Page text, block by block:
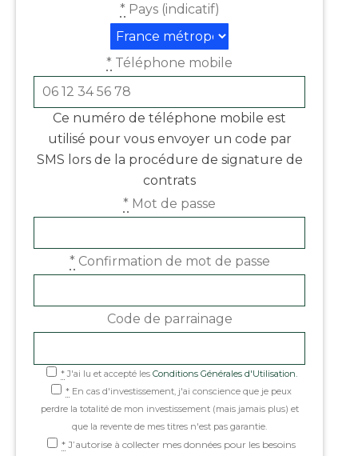
* Pays (indicatif)
* Téléphone mobile
Ce numéro de téléphone mobile est
utilisé pour vous envoyer un code par
SMS lors de la procédure de signature de
contrats
* Mot de passe
* Confirmation de mot de passe
Code de parrainage
*J'ai lu et accepté les Conditions Générales d'Utilisation.
* En cas d'investissement, j'ai conscience que je peux
perdre la totalité de mon investissement (mais jamais plus) et
que la revente de mes titres n'est pas garantie.
* J’autorise à collecter mes données pour les besoins